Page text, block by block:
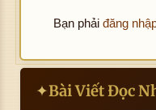
Bạn phải đăng
✦Bài Viết Đọc